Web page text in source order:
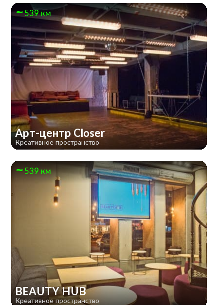
539 км
Арт-центр Closer
Креативное пространство
539 км
BEAUTY HUB
Креативное пространство